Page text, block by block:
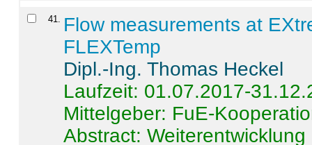
41. Flow measurements at
FLEXTemp
Dipl.-Ing. Thomas Heckel
Laufzeit: 01.07.2017-
Mittelgeber: FuE-
Abstract: